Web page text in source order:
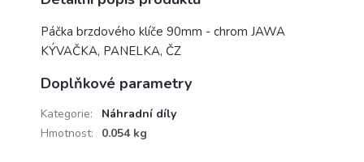
Páčka brzdového klíče 90mm - chrom JAWA
KÝVAČKA, PANELKA, ČZ
Doplňkové parametry
Kategorie:
Náhradní díly
Hmotnost: 0.054 kg